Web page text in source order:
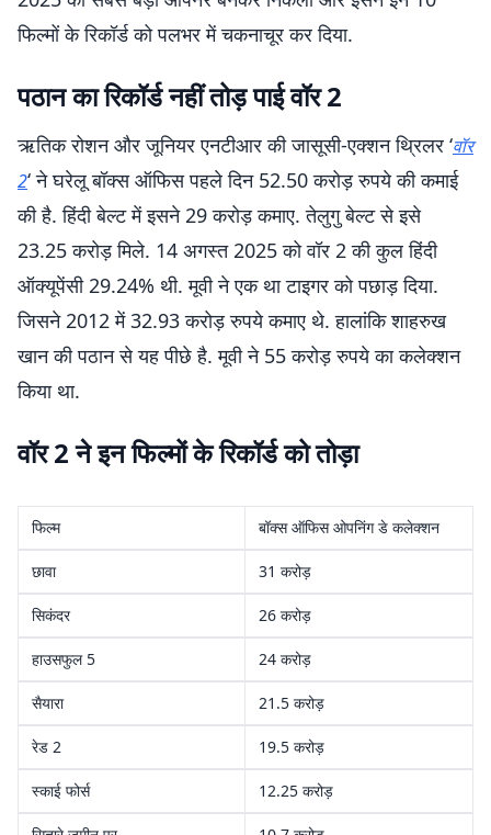
फिल्मों के रिकॉर्ड को पलभर में चकनाचूर कर दिया.
पठान का रिकॉर्ड नहीं तोड़ पाई वॉर 2
ऋतिक रोशन और जूनियर एनटीआर की जासूसी-एक्शन थ्रिलर ‘वॉर
2‘ ने घरेलू बॉक्स ऑफिस पहले दिन 52.50 करोड़ रुपये की कमाई
की है. हिंदी बेल्ट में इसने 29 करोड़ कमाए. तेलुगु बेल्ट से इसे
23.25 करोड़ मिले. 14 अगस्त 2025 को वॉर 2 की कुल हिंदी
ऑक्यूपेंसी 29.24% थी. मूवी ने एक था टाइगर को पछाड़ दिया.
जिसने 2012 में 32.93 करोड़ रुपये कमाए थे. हालांकि शाहरुख
खान की पठान से यह पीछे है. मूवी ने 55 करोड़ रुपये का कलेक्शन
किया था.
वॉर 2 ने इन फिल्मों के रिकॉर्ड को तोड़ा
फिल्म बॉक्स ऑफिस ओपनिंग डे कलेक्शन
छावा 31 करोड़
सिकंदर 26 करोड़
हाउसफुल 5 24 करोड़
सैयारा 21.5 करोड़
रेड 2 19.5 करोड़
स्काई फोर्स 12.25 करोड़